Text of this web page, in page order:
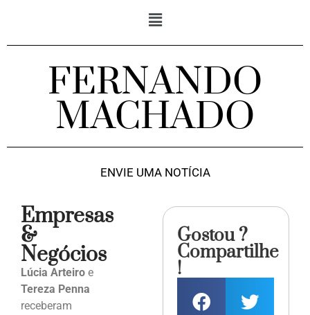
FERNANDO
MACHADO
ENVIE UMA NOTÍCIA
Empresas
&
Negócios
Lúcia Arteiro e
Tereza Penna
receberam
Gostou ?
Compartilhe
!